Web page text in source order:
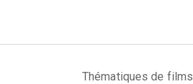
Thématiques de films